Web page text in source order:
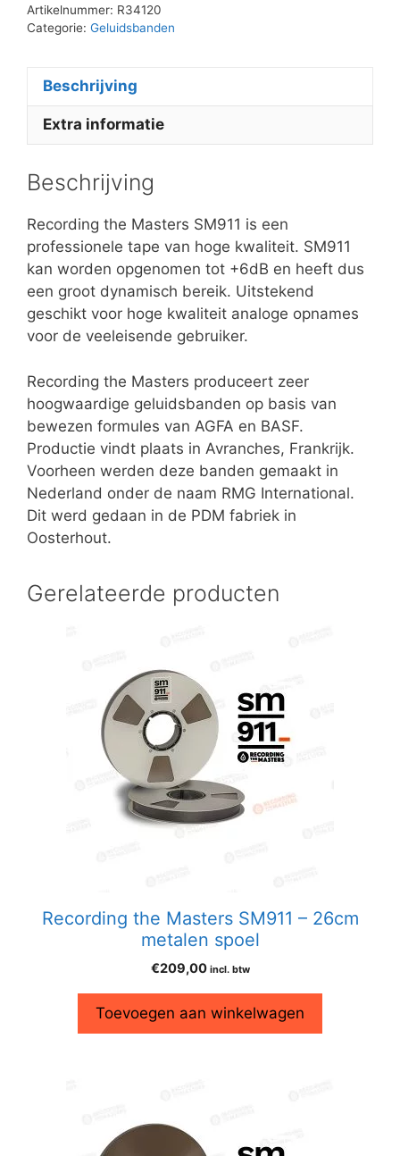
Artikelnummer: R34120
Categorie: Geluidsbanden
Beschrijving
Extra informatie
Beschrijving
Recording the Masters SM911 is een
professionele tape van hoge kwaliteit. SM911
kan worden opgenomen tot +6dB en heeft dus
een groot dynamisch bereik. Uitstekend
geschikt voor hoge kwaliteit analoge opnames
voor de veeleisende gebruiker.
Recording the Masters produceert zeer
hoogwaardige geluidsbanden op basis van
bewezen formules van AGFA en BASF.
Productie vindt plaats in Avranches, Frankrijk.
Voorheen werden deze banden gemaakt in
Nederland onder de naam RMG International.
Dit werd gedaan in de PDM fabriek in
Oosterhout.
Gerelateerde producten
Recording the Masters SM911 – 26cm
metalen spoel
€209,00 incl. btw
Toevoegen aan winkelwagen